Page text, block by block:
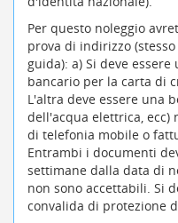
Per questo noleggio
prova di indirizzo
guida): a) Si deve
bancario per la carta di
L'altra deve essere una
dell'acqua elettrica, ecc)
di telefonia mobile o
Entrambi i documenti
settimane dalla data di
non sono accettabili. Si
convalida di protezione